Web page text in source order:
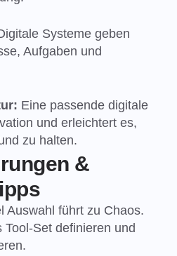
Systeme geben
Aufgaben und
Eine passende digitale
und erleichtert es,
zu halten.
&
Auswahl führt zu Chaos.
Tool-Set definieren und